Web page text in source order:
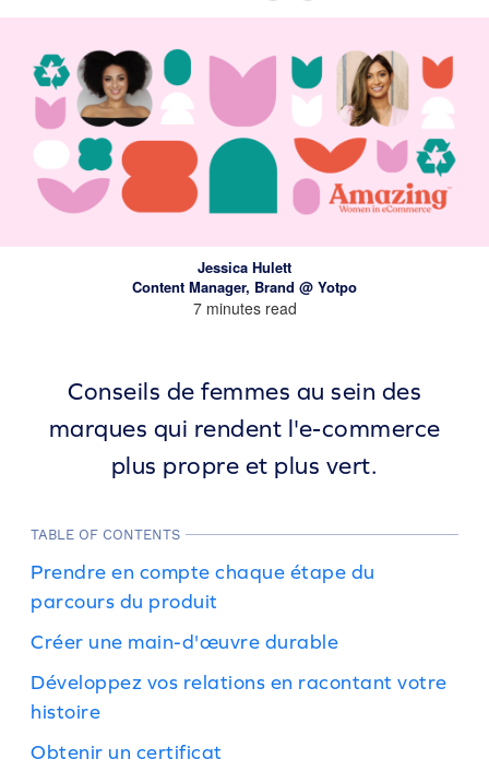
Jessica Hulett
Content Manager, Brand @ Yotpo
7 minutes read
Conseils de femmes au sein des
marques qui rendent l'e-commerce
plus propre et plus vert.
TABLE OF CONTENTS
Prendre en compte chaque étape du
parcours du produit
Créer une main-d'œuvre durable
Développez vos relations en racontant votre
histoire
Obtenir un certificat